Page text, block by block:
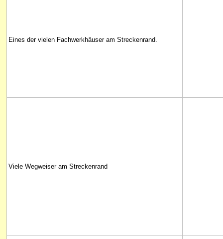
Eines der vielen Fachwerkhäuser am Streckenrand.
Viele Wegweiser am Streckenrand